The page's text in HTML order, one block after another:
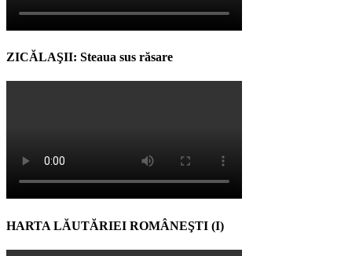
ZICĂLAŞII: Steaua sus răsare
HARTA LĂUTĂRIEI ROMÂNEŞTI (I)